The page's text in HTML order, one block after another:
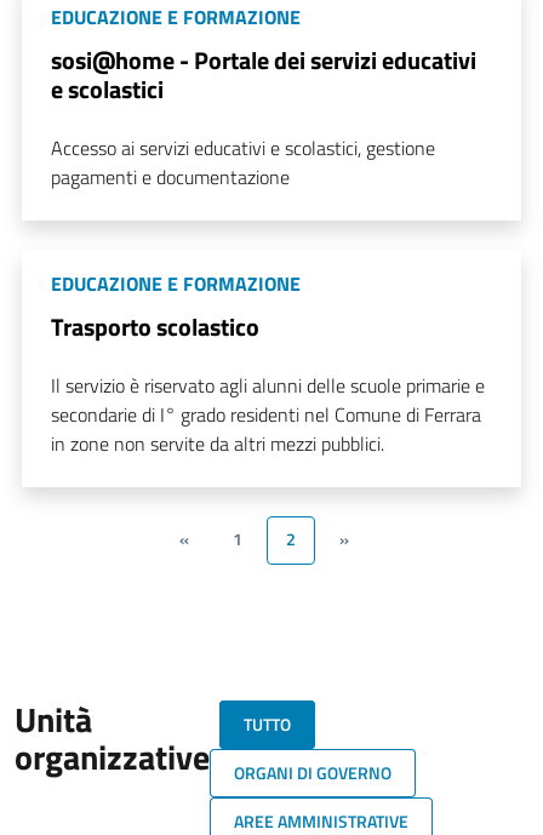
EDUCAZIONE E FORMAZIONE
sosi@home - Portale dei servizi educativi
e scolastici
Accesso ai servizi educativi e scolastici, gestione
pagamenti e documentazione
EDUCAZIONE E FORMAZIONE
Trasporto scolastico
Il servizio è riservato agli alunni delle scuole primarie e
secondarie di I° grado residenti nel Comune di Ferrara
in zone non servite da altri mezzi pubblici.
« 1 2 »
Unità
organizzative
TUTTO
ORGANI DI GOVERNO
AREE AMMINISTRATIVE